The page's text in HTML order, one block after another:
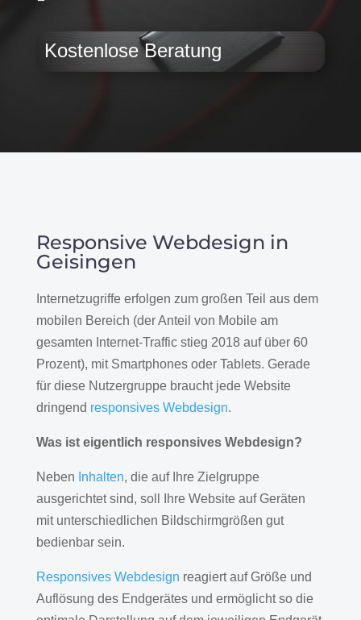
Kostenlose Beratung
Responsive Webdesign in
Geisingen
Internetzugriffe erfolgen zum großen Teil aus dem
mobilen Bereich (der Anteil von Mobile am
gesamten Internet-Traffic stieg 2018 auf über 60
Prozent), mit Smartphones oder Tablets. Gerade
für diese Nutzergruppe braucht jede Website
dringend responsives Webdesign.
Was ist eigentlich responsives Webdesign?
Neben Inhalten, die auf Ihre Zielgruppe
ausgerichtet sind, soll Ihre Website auf Geräten
mit unterschiedlichen Bildschirmgrößen gut
bedienbar sein.
Responsives Webdesign reagiert auf Größe und
Auflösung des Endgerätes und ermöglicht so die